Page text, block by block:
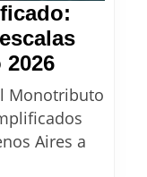
Ingresos
Brutos
cuáles
Monotributo
Aires a